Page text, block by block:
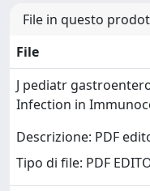
File in questo
File
J pediatr
Infection in
Descrizione: PDF
Tipo di file: PDF